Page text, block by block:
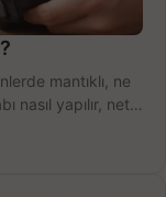
mantıklı, ne
nasıl yapılır, net